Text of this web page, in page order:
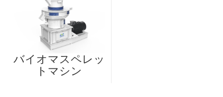
バイオマスペレッ
トマシン